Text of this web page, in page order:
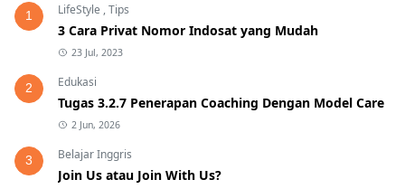
1 LifeStyle ,Tips
3 Cara Privat Nomor Indosat yang Mudah
23 Jul, 2023
2 Edukasi
Tugas 3.2.7 Penerapan Coaching Dengan Model Care
2 Jun, 2026
3 Belajar Inggris
Join Us atau Join With Us?